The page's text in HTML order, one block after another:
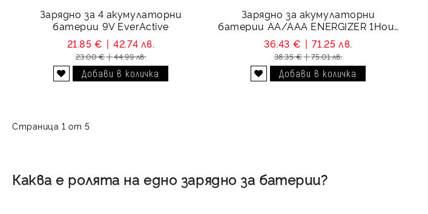
Зарядно за 4 акумулаторни
батерии 9V EverActive
21.85 € 42.74 лв.
23.00 € 44.99 лв.
Зарядно за акумулаторни
батерии АА/ААА ENERGIZER 1Hour
Charger с 4xAA 2300mAh
36.43 € 71.25 лв.
38.35 € 75.01 лв.
Страница 1 от 5
Каква е ролята на едно зарядно за батерии?